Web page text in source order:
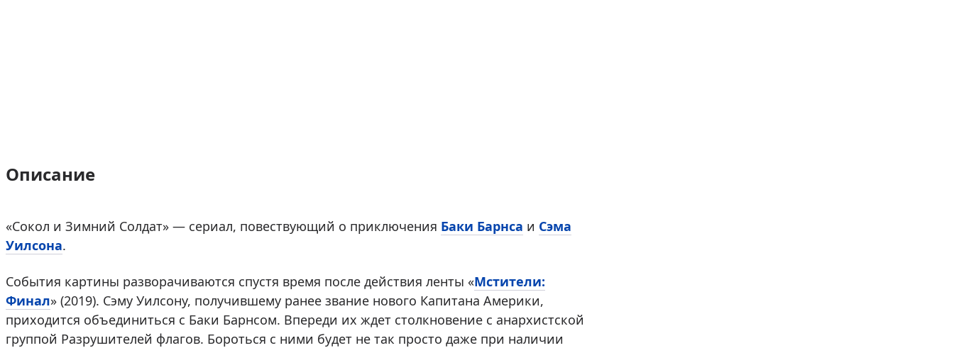
Описание
«Сокол и Зимний Солдат» — сериал, повествующий о приключения Баки Барнса и Сэма
Уилсона.
События картины разворачиваются спустя время после действия ленты «Мстители:
Финал» (2019). Сэму Уилсону, получившему ранее звание нового Капитана Америки,
приходится объединиться с Баки Барнсом. Впереди их ждет столкновение с анархистской
группой Разрушителей флагов. Бороться с ними будет не так просто даже при наличии